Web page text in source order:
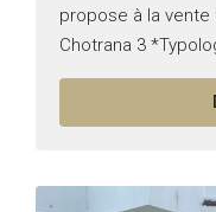
propose à la vente
Chotrana 3
*Surface bâtie :